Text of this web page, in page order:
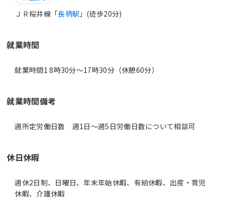
ＪＲ桜井線「長柄駅 」(徒歩20分)
就業時間
就業時間1 8時30分〜17時30分（休憩60分）
就業時間備考
休日休暇
週休2日制、日曜日、年末年始休暇、有給休暇、出産・育児
休暇、介護休暇